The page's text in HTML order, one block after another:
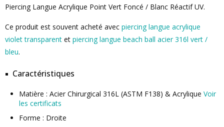
Piercing Langue Acrylique Point Vert Foncé / Blanc Réactif UV.
Ce produit est souvent acheté avec piercing langue acrylique
violet transparent et piercing langue beach ball acier 316l vert /
bleu.
Caractéristiques
Matière : Acier Chirurgical 316L (ASTM F138) & Acrylique Voir
les certificats
Forme : Droite